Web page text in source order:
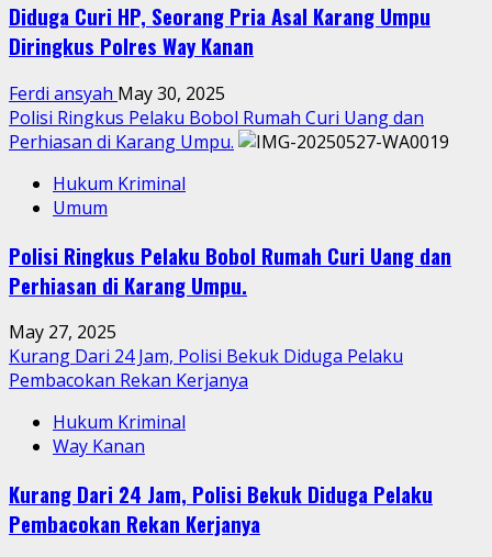
Diduga Curi HP, Seorang Pria Asal Karang Umpu
Diringkus Polres Way Kanan
Ferdi ansyah May 30, 2025
Polisi Ringkus Pelaku Bobol Rumah Curi Uang dan
Perhiasan di Karang Umpu.
Hukum Kriminal
Umum
Polisi Ringkus Pelaku Bobol Rumah Curi Uang dan
Perhiasan di Karang Umpu.
May 27, 2025
Kurang Dari 24 Jam, Polisi Bekuk Diduga Pelaku
Pembacokan Rekan Kerjanya
Hukum Kriminal
Way Kanan
Kurang Dari 24 Jam, Polisi Bekuk Diduga Pelaku
Pembacokan Rekan Kerjanya